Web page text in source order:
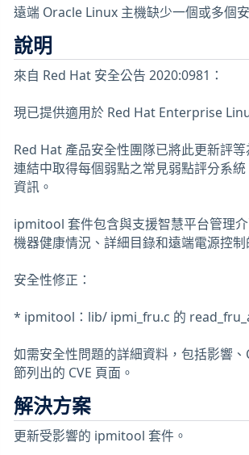
遠端 Oracle Linux 主機缺少一個或多個
說明
來自 Red Hat 安全公告 2020:0981：
現已提供適用於 Red Hat Enterprise
Red Hat 產品安全性團隊已將此更新評
連結中取得每個弱點之常見弱點評分系
資訊。
ipmitool 套件包含與支援智慧平台管理
機器健康情況、詳細目錄和遠端電源控制
安全性修正：
* ipmitool：lib/ ipmi_fru.c 的
如需安全性問題的詳細資料，包括影響
節列出的 CVE 頁面。
解決方案
更新受影響的 ipmitool 套件。